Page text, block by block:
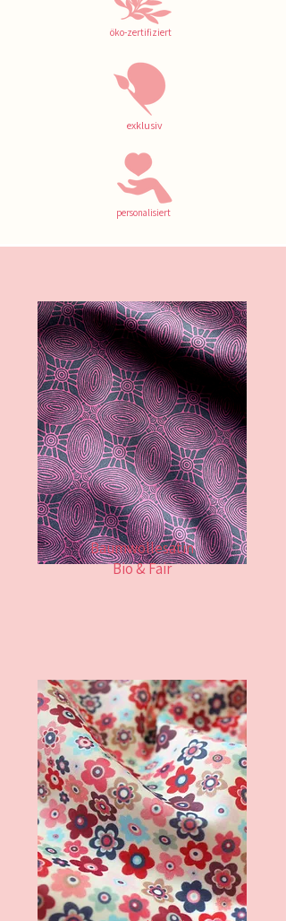
öko-zertifiziert
exklusiv
personalisiert
Baumwollesatin
Bio & Fair